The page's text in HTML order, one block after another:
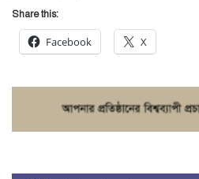
Share this:
Facebook X